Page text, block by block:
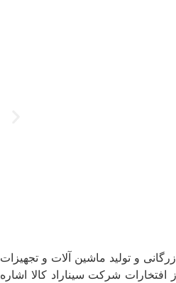
و تولید ماشین آلات و تجهیزات
شرکت سیناراد کالا اشاره